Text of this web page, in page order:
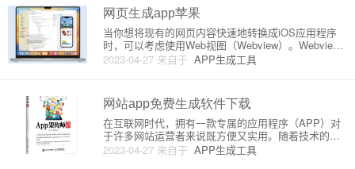
自动生成模板和网站
网页生成app苹果
2023-04-27 来自于 APP生成工具
当你想将现有的网页内容快速地转换成iOS应用程序
时，可以考虑使用Web视图（Webview）。Webview
允许你的应用程序加载网页并显示在应用程序内，让
用户在未离开应用程序的情况下与网页交互。使用We
网站app免费生成软件下载
2023-04-27 来自于 APP生成工具
在互联网时代，拥有一款专属的应用程序（APP）对
于许多网站运营者来说既方便又实用。随着技术的不
断发展，市场上已经涌现出了许多可以免费生成网站A
PP的软件和在线服务，这类生成器原理主要是将原有